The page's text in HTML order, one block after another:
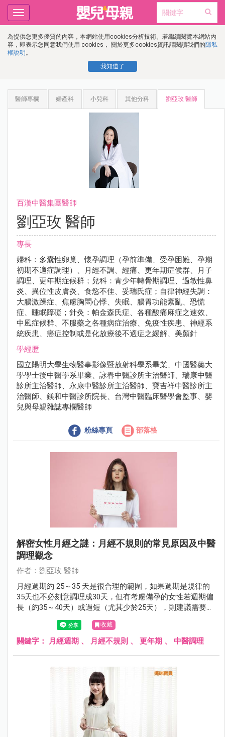
為提供您更多優質的內容，本網站使用cookies分析技術。若繼續閱覽本網站內
容，即表示您同意我們使用 cookies， 關於更多cookies資訊請閱讀我們的隱私
權說明 。
我知道了
Toggle
navigation
醫師專欄 婦產科 小兒科 其他分科 劉亞玫 醫師
百漢中醫集團醫師
劉亞玫 醫師
專長
婦科：多囊性卵巢、懷孕調理（孕前準備、受孕困難、孕期
初期不適症調理）、月經不調、經痛、更年期症候群、月子
調理、更年期症候群；兒科：青少年轉骨期調理、過敏性鼻
炎、異位性皮膚炎、食慾不佳、妥瑞氏症；自律神經失調：
大腸激躁症、焦慮胸悶心悸、失眠、腸胃功能紊亂、恐慌
症、睡眠障礙；針灸：帕金森氏症、各種酸痛麻症之速效、
中風症候群、不服藥之各種病症治療、免疫性疾患、神經系
統疾患、癌症控制或是化放療後不適症之緩解、美顏針
學經歷
國立陽明大學生物醫事影像暨放射科學系畢業、中國醫藥大
學學士後中醫學系畢業、詠春中醫診所主治醫師、瑞康中醫
診所主治醫師、永康中醫診所主治醫師、寶吉祥中醫診所主
治醫師、鎂和中醫診所院長、台灣中醫臨床醫學會監事、嬰
兒與母親雜誌專欄醫師
粉絲專頁 部落格
解密女性月經之謎：月經不規則的常見原因及中醫
調理觀念
作者：劉亞玫 醫師
月經週期約 25～35 天是很合理的範圍，如果週期是規律的
35天也不必刻意調理成30天，但有考慮備孕的女性若週期偏
長（約35～40天）或過短（尤其少於25天），則建議需要積
收藏
關鍵字： 月經週期 、 月經不規則 、 更年期 、 中醫調理